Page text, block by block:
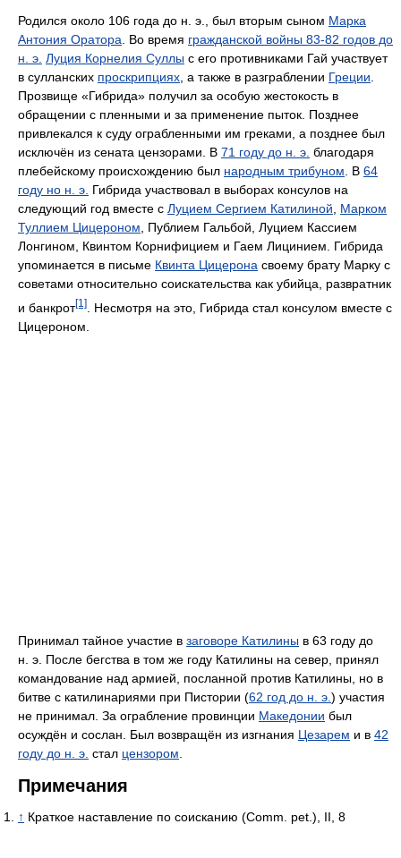
Родился около 106 года до н. э., был вторым сыном Марка
Антония Оратора . Во время гражданской войны 83-82 годов до
н. э. Луция Корнелия Суллы с его противниками Гай участвует
в сулланских проскрипциях , а также в разграблении Греции
Прозвище «Гибрида» получил за особую жестокость в
обращении с пленными и за применение пыток. Позднее
привлекался к суду ограбленными им греками, а позднее был
исключён из сената цензорами. В 71 году до н. э. благодаря
плебейскому происхождению был народным трибуном . В 64
году но н. э. Гибрида участвовал в выборах консулов на
следующий год вместе с Луцием Сергием Катилиной
Марком
Туллием Цицероном , Публием Гальбой, Луцием Кассием
Лонгином, Квинтом Корнифицием и Гаем Лицинием. Гибрида
упоминается в письме Квинта Цицерона своему брату Марку с
советами относительно соискательства как убийца, развратник
и банкрот[1]
. Несмотря на это, Гибрида стал консулом вместе с
Цицероном.
Принимал тайное участие в заговоре Катилины в 63 году до
н. э. После бегства в том же году Катилины на север, принял
командование над армией, посланной против Катилины, но в
битве с катилинариями при Пистории (62 год до н. э. ) участия
не принимал. За ограбление провинции Македонии был
осуждён и сослан. Был возвращён из изгнания Цезарем и в 42
году до н. э. стал цензором
Примечания
↑ Краткое наставление по соисканию (Comm. pet.), II, 8